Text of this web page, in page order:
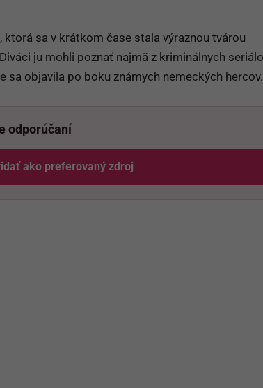
, ktorá sa v krátkom čase stala výraznou tvárou
ju mohli poznať najmä z kriminálnych
sa objavila po boku známych nemeckých hercov.
odporúčaní
ako preferovaný zdroj
Odzadu, odkaz sa otvorí v novom okne